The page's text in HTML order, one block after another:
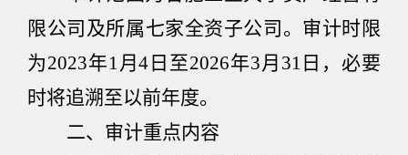
限公司及所属七家全资子公司。审计时限
为2023年1月4 日至2026年3月 31 日，必要
时将追溯至以前年度。
二、审计重点内容